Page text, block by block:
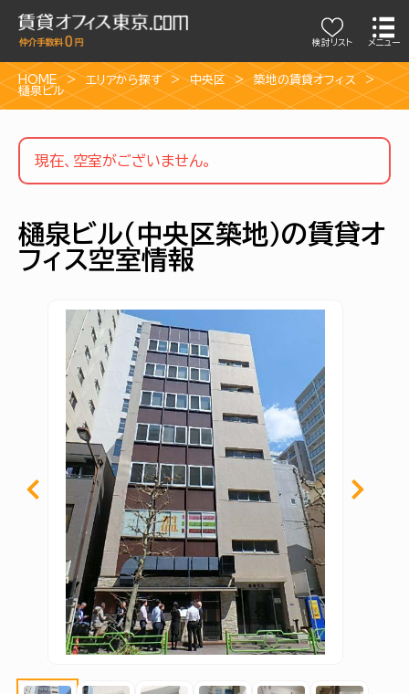
検討リスト メニュー
HOME エリアから探す 中央区
築地の賃貸オフィス
樋泉ビル
現在、空室がございません。
樋泉ビル（中央区築地）の賃貸オ
フィス空室情報